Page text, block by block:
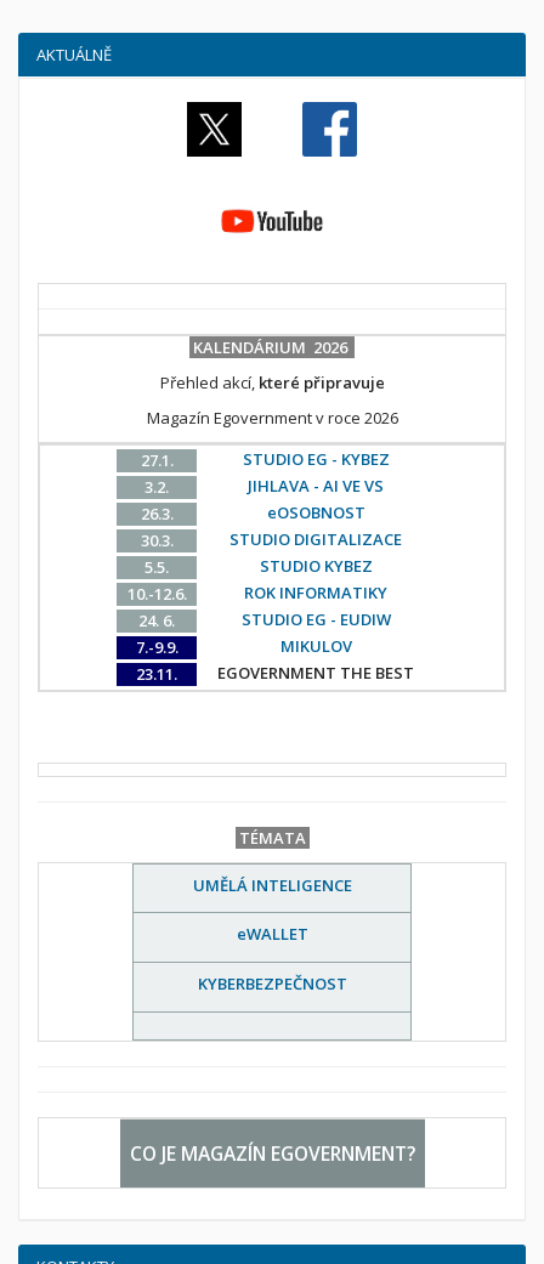
AKTUÁLNĚ
KALENDÁRIUM 2026
Přehled akcí, které připravuje
Magazín Egovernment v roce 2026
27.1.
STUDIO EG - KYBEZ
3.2.
JIHLAVA - AI VE VS
26.3.
eOSOBNOST
30.3.
STUDIO DIGITALIZACE
5.5.
STUDIO KYBEZ
10.-12.6.
ROK INFORMATIKY
24. 6.
STUDIO EG - EUDIW
7.-9.9.
MIKULOV
23.11.
EGOVERNMENT THE BEST
TÉMATA
UMĚLÁ INTELIGENCE
eWALLET
KYBERBEZPEČNOST
CO JE MAGAZÍN EGOVERNMENT?